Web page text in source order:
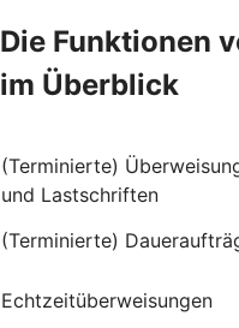
Die Funktionen
im Überblick
(Terminierte)
und Lastschriften
(Terminierte)
Echtzeitüberweisungen